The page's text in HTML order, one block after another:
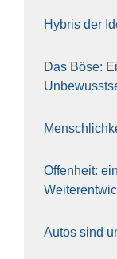
Hybris der
Das Böse:
Offen­heit:
Autos sind